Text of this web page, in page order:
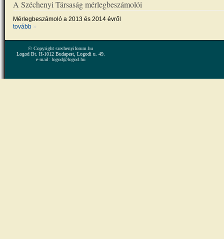
A Széchenyi Társaság mérlegbeszámolói
Mérlegbeszámoló a 2013 és 2014 évről
tovább »
© Copyright szechenyiforum.hu
Logod Bt. H-1012 Budapest, Logodi u. 49.
e-mail: logod@logod.hu